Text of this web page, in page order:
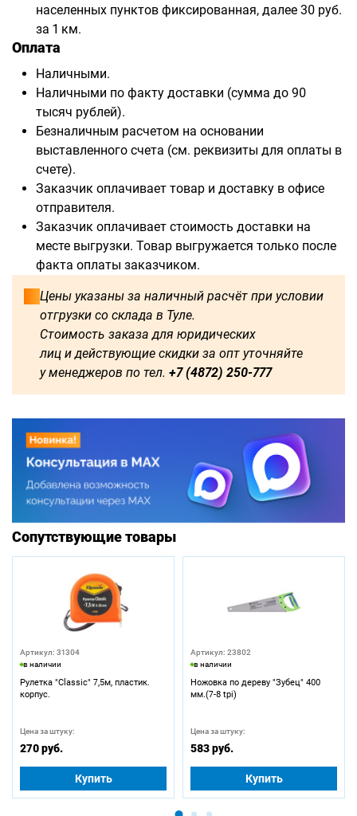
населенных пунктов фиксированная, далее 30 руб.
за 1 км.
Оплата
Наличными.
Наличными по факту доставки (сумма до 90
тысяч рублей).
Безналичным расчетом на основании
выставленного счета (см. реквизиты для оплаты в
счете).
Заказчик оплачивает товар и доставку в офисе
отправителя.
Заказчик оплачивает стоимость доставки на
месте выгрузки. Товар выгружается только после
факта оплаты заказчиком.
Цены указаны за наличный расчёт при условии
отгрузки со склада в Туле.
Стоимость заказа для юридических
лиц и действующие скидки за опт уточняйте
у менеджеров по тел. +7 (4872) 250-777
Сопутствующие товары
Артикул: 31304
в наличии
Рулетка "Classic" 7,5м, пластик.
корпус.
Цена за штуку:
270 руб.
Купить
Артикул: 23802
в наличии
Ножовка по дереву "Зубец" 400
мм.(7-8 tpi)
Цена за штуку:
583 руб.
Купить